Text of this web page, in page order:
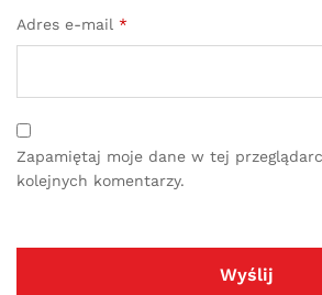
Adres e-mail *
Zapamiętaj moje dane w tej
kolejnych komentarzy.